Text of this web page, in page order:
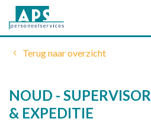
Terug naar overzicht
NOUD -
& EXPEDITIE